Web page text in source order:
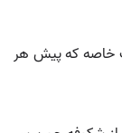
خاصه که پیش هر